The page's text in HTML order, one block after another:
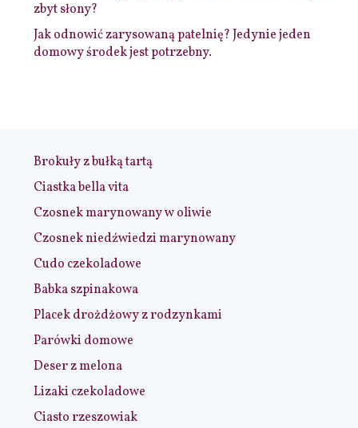
zbyt słony?
Jak odnowić zarysowaną patelnię? Jedynie jeden
domowy środek jest potrzebny.
Brokuły z bułką tartą
Ciastka bella vita
Czosnek marynowany w oliwie
Czosnek niedźwiedzi marynowany
Cudo czekoladowe
Babka szpinakowa
Placek drożdżowy z rodzynkami
Parówki domowe
Deser z melona
Lizaki czekoladowe
Ciasto rzeszowiak